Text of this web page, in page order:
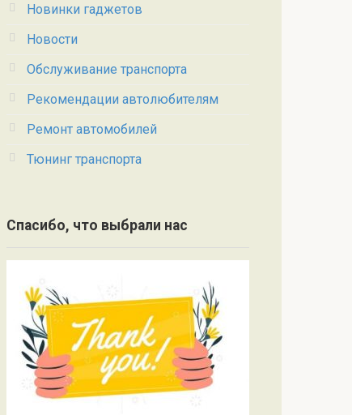
Новинки гаджетов
Новости
Обслуживание транспорта
Рекомендации автолюбителям
Ремонт автомобилей
Тюнинг транспорта
Спасибо, что выбрали нас